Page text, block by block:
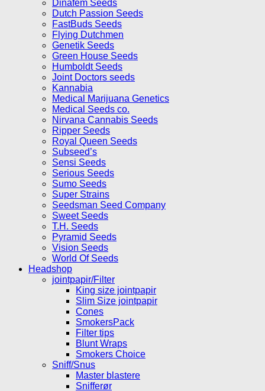
Dinafem Seeds
Dutch Passion Seeds
FastBuds Seeds
Flying Dutchmen
Genetik Seeds
Green House Seeds
Humboldt Seeds
Joint Doctors seeds
Kannabia
Medical Marijuana Genetics
Medical Seeds co.
Nirvana Cannabis Seeds
Ripper Seeds
Royal Queen Seeds
Subseed’s
Sensi Seeds
Serious Seeds
Sumo Seeds
Super Strains
Seedsman Seed Company
Sweet Seeds
T.H. Seeds
Pyramid Seeds
Vision Seeds
World Of Seeds
Headshop
jointpapir/Filter
King size jointpapir
Slim Size jointpapir
Cones
SmokersPack
Filter tips
Blunt Wraps
Smokers Choice
Sniff/Snus
Master blastere
Snifferør